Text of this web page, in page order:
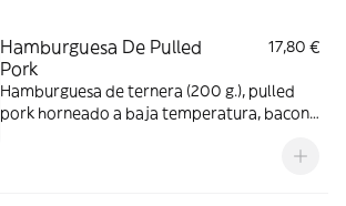
Hamburguesa De Pulled
Pork
17,80 €
Hamburguesa de ternera (200 g.), pulled
pork horneado a baja temperatura, bacon
salsa smoky BBQ y acompañada de patatas